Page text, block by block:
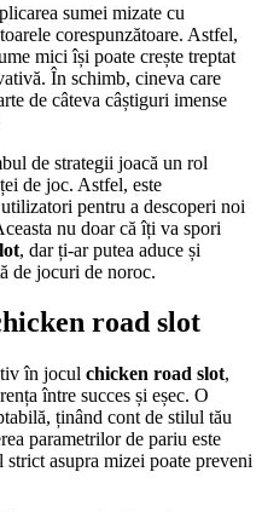
sumei mizate cu
corespunzătoare. Astfel,
mici își poate crește treptat
În schimb, cineva care
de câteva câștiguri imense
de strategii joacă un rol
de joc. Astfel, este
pentru a descoperi noi
nu doar că îți va spori
, dar ți-ar putea aduce și
de jocuri de noroc.
road slot
în jocul chicken road slot,
între succes și eșec. O
ținând cont de stilul tău
parametrilor de pariu este
asupra mizei poate preveni